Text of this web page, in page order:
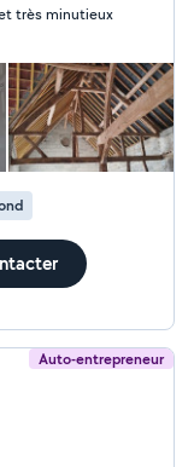
Bande à Joint
très minutieux
Auto-entrepreneur